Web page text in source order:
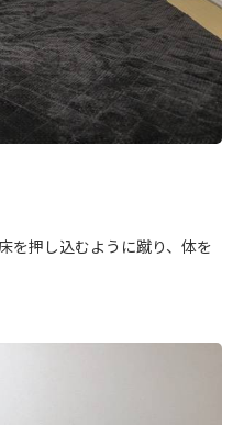
を押し込むように蹴り、体を